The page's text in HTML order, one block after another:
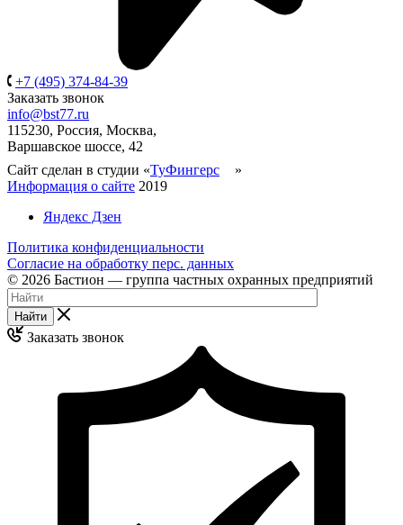
+7 (495) 374-84-39
Заказать звонок
info@bst77.ru
115230, Россия, Москва,
Варшавское шоссе, 42
Сайт сделан в студии «ТуФингерс
»
Информация о сайте 2019
Яндекс Дзен
Политика конфиденциальности
Согласие на обработку перс. данных
© 2026 Бастион — группа частных охранных предприятий
Найти
Заказать звонок